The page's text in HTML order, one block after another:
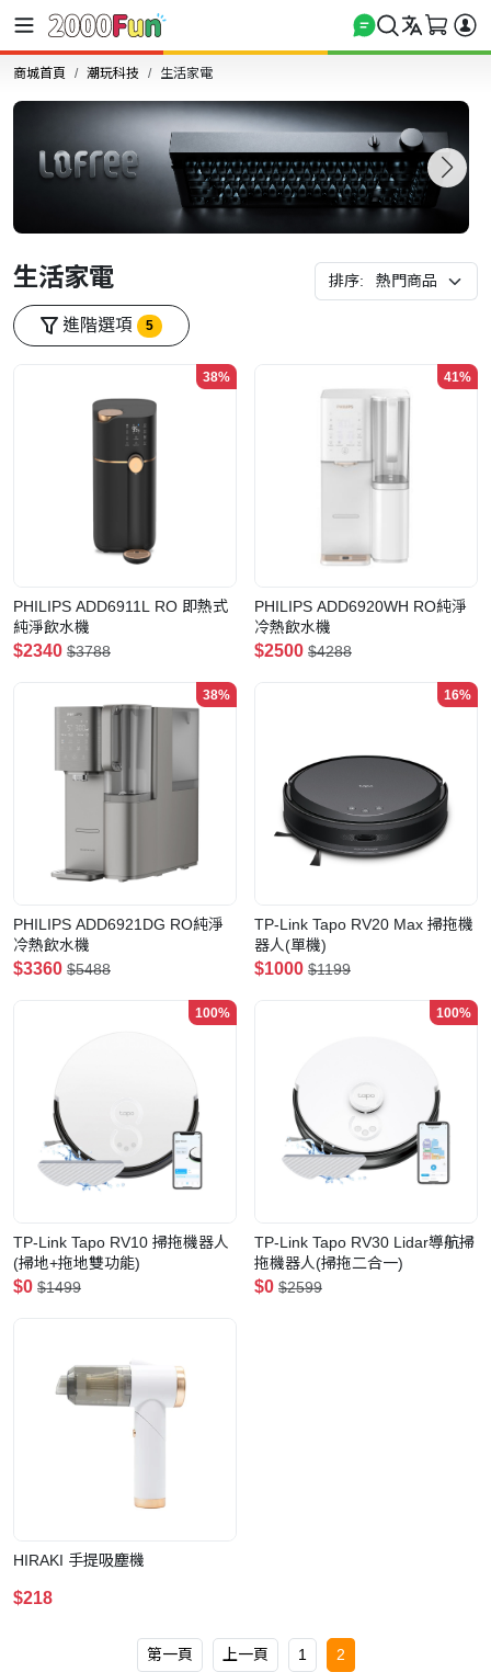
商城首頁 潮玩科技 生活家電
生活家電 排序:
進階選項 5
38%
PHILIPS ADD6911L RO 即熱式
純淨飲水機
$2340 $3788
41%
PHILIPS ADD6920WH RO純淨
冷熱飲水機
$2500 $4288
38%
PHILIPS ADD6921DG RO純淨
冷熱飲水機
$3360 $5488
16%
TP-Link Tapo RV20 Max 掃拖機
器人(單機)
$1000 $1199
100%
TP-Link Tapo RV10 掃拖機器人
(掃地+拖地雙功能)
$0 $1499
100%
TP-Link Tapo RV30 Lidar導航掃
拖機器人(掃拖二合一)
$0 $2599
HIRAKI 手提吸塵機
$218
第一頁 上一頁 1 2